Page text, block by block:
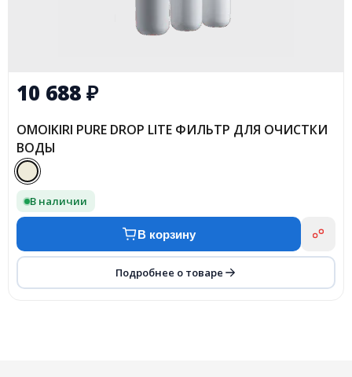
10 688₽
OMOIKIRI PURE DROP LITE ФИЛЬТР ДЛЯ ОЧИСТКИ
ВОДЫ
В наличии
В корзину
Подробнее о товаре